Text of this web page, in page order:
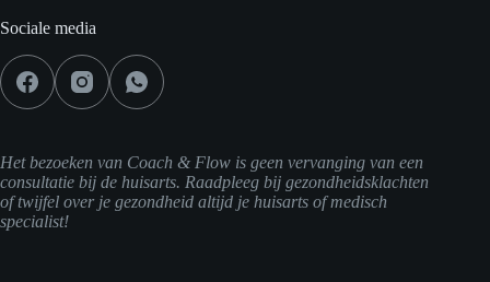
Sociale media
Het bezoeken van Coach & Flow is geen vervanging van een
consultatie bij de huisarts. Raadpleeg bij gezondheidsklachten
of twijfel over je gezondheid altijd je huisarts of medisch
specialist!